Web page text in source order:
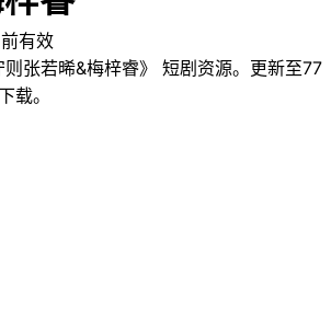
有效
则张若晞&梅梓睿》 短剧资源。更新至77
载。